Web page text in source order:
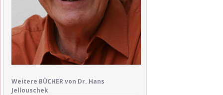
Weitere BÜCHER von Dr. Hans
Jellouschek